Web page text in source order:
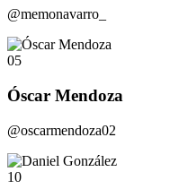
@memonavarro_
05
Óscar Mendoza
@oscarmendoza02
10